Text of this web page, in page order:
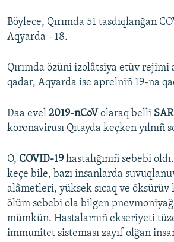
Böylece, Qırımda 51 tasdıqlanğan
Aqyarda - 18.
Qırımda özüni izolâtsiya etüv
qadar, Aqyarda ise aprelniñ 19-na
Daa evel 2019-nCoV olaraq belli
koronavirusı Qıtayda keçken yılnıñ
O, COVID-19 hastalığınıñ sebebi
keçe bile, bazı insanlarda
alâmetleri, yüksek sıcaq ve öksürüv
ölüm sebebi ola bilgen
mümkün. Hastalarnıñ ekseriyeti
immunitet sisteması zayıf olğan